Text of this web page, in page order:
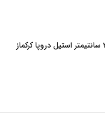
اولین کسی باشید که دیدگاهی می نویسد “قابلمه 24 سانتیمتر استیل دروپا کرکماز